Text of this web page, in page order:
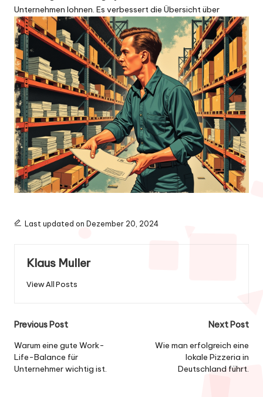
Unternehmen lohnen. Es verbessert die Übersicht über
Last updated on Dezember 20, 2024
Klaus Muller
View All Posts
Post
navigation
Previous Post
Warum eine gute Work-
Life-Balance für
Unternehmer wichtig ist.
Next Post
Wie man erfolgreich eine
lokale Pizzeria in
Deutschland führt.